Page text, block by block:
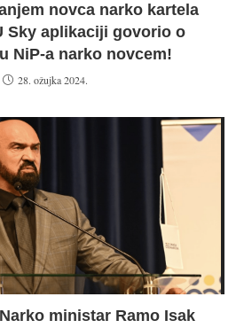
novca narko kartela
Sky aplikaciji govorio o
NiP-a narko novcem!
28. ožujka 2024.
ministar Ramo Isak